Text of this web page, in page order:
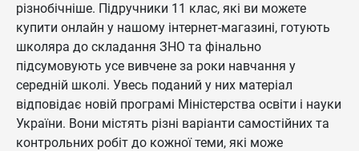
різнобічніше. Підручники 11 клас, які ви можете
купити онлайн у нашому інтернет-магазині, готують
школяра до складання ЗНО та фінально
підсумовують усе вивчене за роки навчання у
середній школі. Увесь поданий у них матеріал
відповідає новій програмі Міністерства освіти і науки
України. Вони містять різні варіанти самостійних та
контрольних робіт до кожної теми, які може